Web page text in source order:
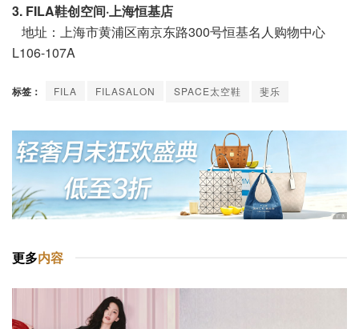
3. FILA鞋创空间·上海恒基店
地址：上海市黄浦区南京东路300号恒基名人购物中心
L106-107A
标签： FILA FILASALON SPACE太空鞋 斐乐
更多内容